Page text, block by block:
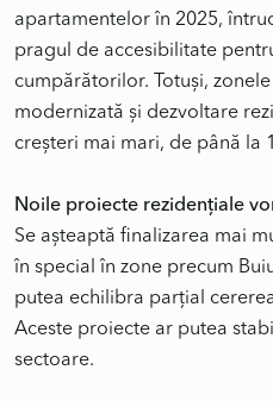
apartamentelor în 2025,
pragul de accesibilitate
cumpărătorilor. Totuși,
modernizată și dezvoltare
creșteri mai mari, de până la
Noile proiecte rezidențiale
Se așteaptă finalizarea mai
în special în zone precum
putea echilibra parțial
Aceste proiecte ar putea
sectoare.